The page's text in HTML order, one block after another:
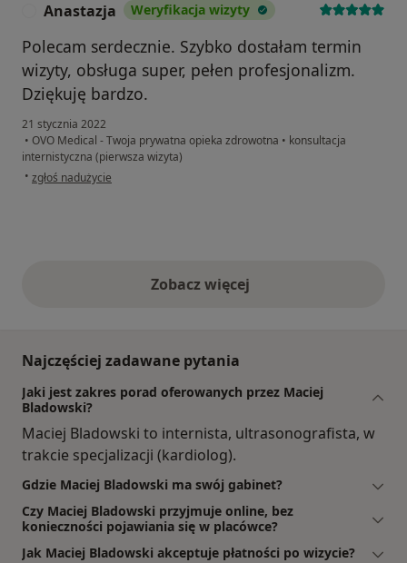
Anastazja Weryfikacja wizyty
Polecam serdecznie. Szybko dostałam termin
wizyty, obsługa super, pełen profesjonalizm.
Dziękuję bardzo.
21 stycznia 2022
• OVO Medical - Twoja prywatna opieka zdrowotna • konsultacja
internistyczna (pierwsza wizyta)
• w opinii użytkownika Anastazja
zgłoś nadużycie
Zobacz więcejopinie powyżej
Najczęściej zadawane pytania
Jaki jest zakres porad oferowanych przez Maciej
Bladowski?
Maciej Bladowski to internista, ultrasonografista, w
trakcie specjalizacji (kardiolog).
Gdzie Maciej Bladowski ma swój gabinet?
Czy Maciej Bladowski przyjmuje online, bez
konieczności pojawiania się w placówce?
Jak Maciej Bladowski akceptuje płatności po wizycie?